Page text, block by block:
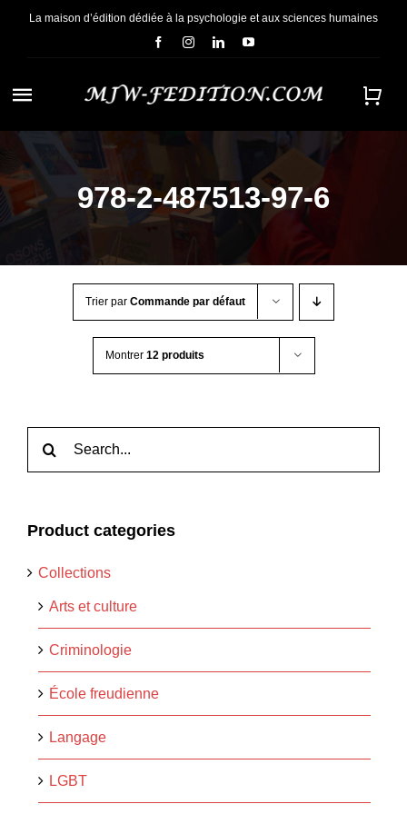
PasserLa maison d’édition dédiée à la psychologie et aux sciences humaines
Navigation
à
bascule
ACCUEIL
NOUS CONNAÎTRE
CONTACT
978-2-487513-97-6
Trier par Commande par défaut
Montrer 12 produits
Product categories
Collections
Arts et culture
Criminologie
École freudienne
Langage
LGBT